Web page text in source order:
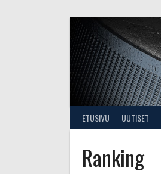
ETUSIVU UUTISET
Ranking